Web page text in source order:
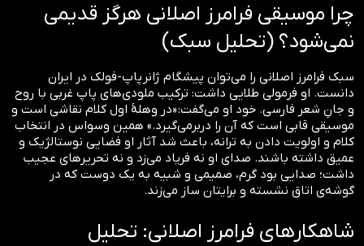
چرا موسیقی فرامرز اصلانی هرگز قدیمی
نمی‌شود؟ (تحلیل سبک)
سبک فرامرز اصلانی را می‌توان پیشگام ژانر پاپ-فولک در ایران
دانست. او فرمولی طلایی داشت: ترکیب ملودی‌های پاپ غربی با روح
و جانِ شعر فارسی. خود او می‌گفت: «در وهلهٔ اول کلام نقاشی است و
موسیقی قابی است که آن را دربرمی‌گیرد.» همین وسواس در انتخاب
کلام و اولویت دادن به ترانه، باعث شد آثار او فضایی نوستالژیک و
عمیق داشته باشند. صدای او نه فریاد می‌زد و نه تحریرهای عجیب
داشت؛ صدایی بود گرم، صمیمی و شبیه به یک دوست که در
گوشه‌ی اتاق نشسته و برایتان ساز می‌زند.
شاهکارهای فرامرز اصلانی: تحلیل